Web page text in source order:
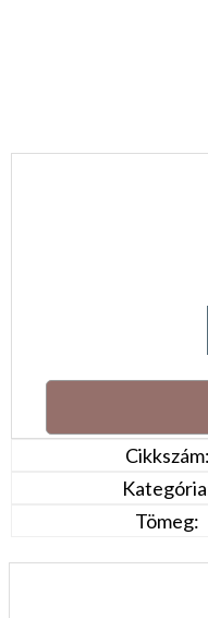
Cikkszám:
Tömeg: